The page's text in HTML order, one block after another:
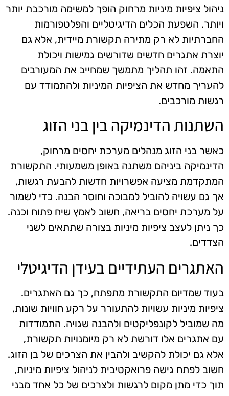
ניהול ציפיות מיניות מרחוק הופך למשימה מורכבת יותר
ויותר. השפעת הכלים הדיגיטליים והפלטפורמות
החברתיות לא רק מתירה תקשורת מיידית, אלא גם
יוצרת אתגרים חדשים שדורשים גמישות ויכולת
התאמה. זהו תהליך מתמשך שמחייב את המעורבים
להעריך מחדש את הציפיות המיניות ולהתמודד עם
רגשות מורכבים.
השתנות הדינמיקה בין בני הזוג
כאשר בני הזוג מנהלים מערכת יחסים מרחוק,
הדינמיקה ביניהם משתנה באופן משמעותי. התקשורת
המתקדמת מציעה אפשרויות חדשות להבעת רגשות,
אך גם עשויה להוביל למבוכה וחוסר הבנה. כדי לשמור
על מערכת יחסים בריאה, חשוב לאמץ שיח פתוח וכנה.
כך ניתן לעצב ציפיות מיניות בצורה שתתאים לשני
הצדדים.
האתגרים העתידיים בעידן הדיגיטלי
בעוד שמדיום התקשורת מתפתח, כך גם האתגרים.
ציפיות מיניות עשויות להתעורר על רקע חוויות שונות,
מה שמוביל לקונפליקטים ולהבנה שגויה. התמודדות
עם אתגרים אלו דורשת לא רק מיומנויות תקשורת,
אלא גם יכולת להקשיב ולהבין את הצרכים של בן הזוג.
חשוב לפתח גישה פרואקטיבית לניהול ציפיות מיניות,
תוך כדי מתן מקום לרגשות ולצרכים של כל אחד מבני